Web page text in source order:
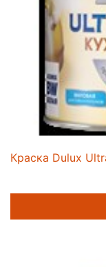
Краска Dulux